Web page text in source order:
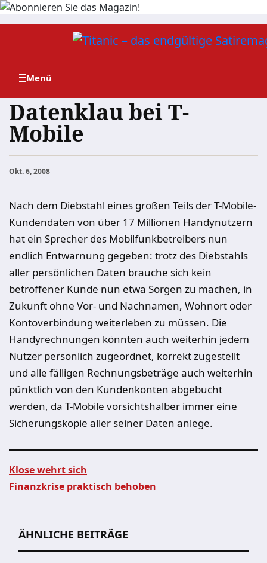
Zum
Datenklau bei T-
Mobile
Okt. 6, 2008
Nach dem Diebstahl eines großen Teils der T-Mobile-
Kundendaten von über 17 Millionen Handynutzern
hat ein Sprecher des Mobilfunkbetreibers nun
endlich Entwarnung gegeben: trotz des Diebstahls
aller persönlichen Daten brauche sich kein
betroffener Kunde nun etwa Sorgen zu machen, in
Zukunft ohne Vor- und Nachnamen, Wohnort oder
Kontoverbindung weiterleben zu müssen. Die
Handyrechnungen könnten auch weiterhin jedem
Nutzer persönlich zugeordnet, korrekt zugestellt
und alle fälligen Rechnungsbeträge auch weiterhin
pünktlich von den Kundenkonten abgebucht
werden, da T-Mobile vorsichtshalber immer eine
Sicherungskopie aller seiner Daten anlege.
Klose wehrt sich
Finanzkrise praktisch behoben
ÄHNLICHE BEITRÄGE